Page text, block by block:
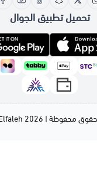
تحميل تطبيق الجوال
محفوظة | 2026 Elfaleh